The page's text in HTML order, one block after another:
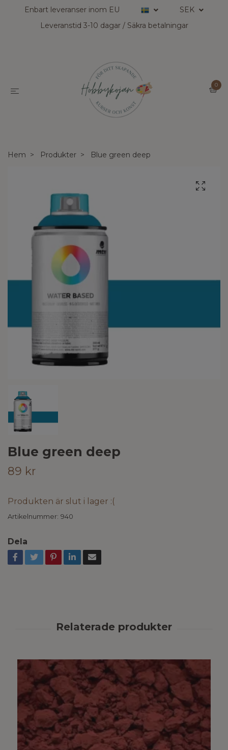
Enbart leveranser inom EU
SEK
Leveranstid 3-10 dagar / Säkra betalningar
0
Hem Produkter Blue green deep
Blue green deep
89 kr
Produkten är slut i lager :(
Artikelnummer: 940
Dela